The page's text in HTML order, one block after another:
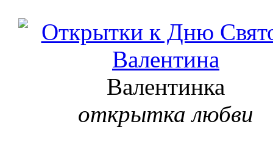
Валентинка
открытка любви